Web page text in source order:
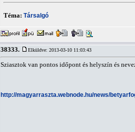
Téma: Társalgó
38333. Elküldve: 2013-03-10 11:03:43
Sziasztok van pontos időpont és helyszín és
http://magyarraszta.webnode.hu/news/